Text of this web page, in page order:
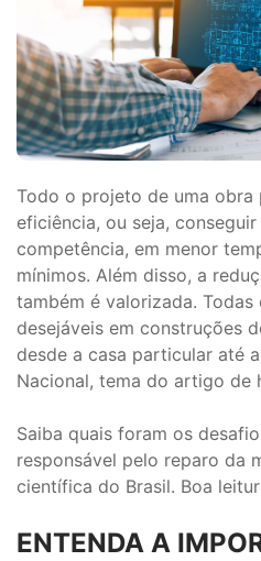
Todo o projeto de uma
eficiência, ou seja,
competência, em menor
mínimos. Além disso, a
também é valorizada.
desejáveis em construções
desde a casa particular até
Nacional, tema do artigo de
Saiba quais foram os
responsável pelo reparo da
científica do Brasil. Boa
ENTENDA A